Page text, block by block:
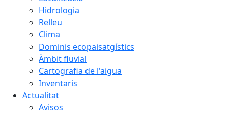
Hidrologia
Relleu
Clima
Dominis ecopaisatgístics
Àmbit fluvial
Cartografia de l'aigua
Inventaris
Actualitat
Avisos